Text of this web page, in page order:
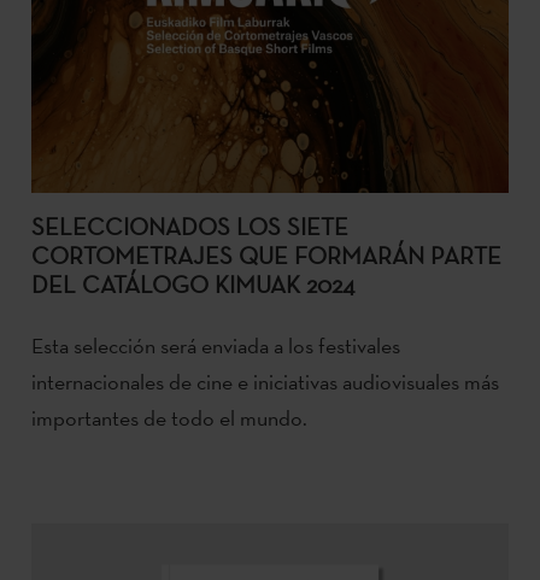
SELECCIONADOS LOS SIETE
CORTOMETRAJES QUE FORMARÁN PARTE
DEL CATÁLOGO KIMUAK 2024
Esta selección será enviada a los festivales
internacionales de cine e iniciativas audiovisuales más
importantes de todo el mundo.